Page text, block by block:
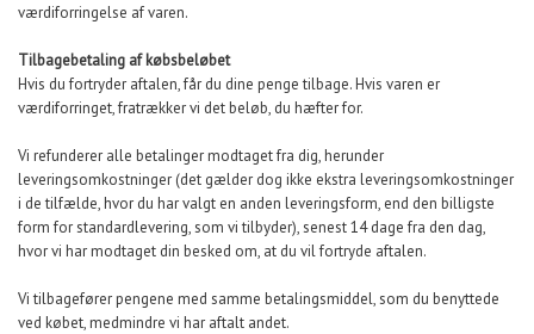
værdiforringelse af varen.
Tilbagebetaling af købsbeløbet
Hvis du fortryder aftalen, får du dine penge tilbage. Hvis varen er
værdiforringet, fratrækker vi det beløb, du hæfter for.
Vi refunderer alle betalinger modtaget fra dig, herunder
leveringsomkostninger (det gælder dog ikke ekstra leveringsomkostninger
i de tilfælde, hvor du har valgt en anden leveringsform, end den billigste
form for standardlevering, som vi tilbyder), senest 14 dage fra den dag,
hvor vi har modtaget din besked om, at du vil fortryde aftalen.
Vi tilbagefører pengene med samme betalingsmiddel, som du benyttede
ved købet, medmindre vi har aftalt andet.